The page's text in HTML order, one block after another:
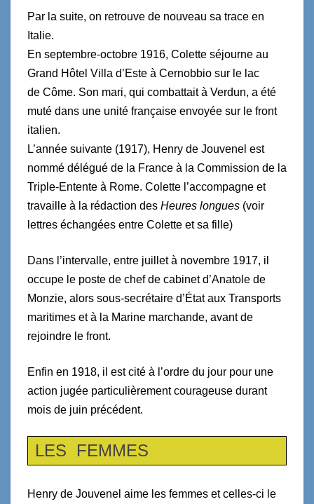
Par la suite, on retrouve de nouveau sa trace en
Italie.
En septembre-octobre 1916, Colette séjourne au
Grand Hôtel Villa d’Este à Cernobbio sur le lac
de Côme. Son mari, qui combattait à Verdun, a été
muté dans une unité française envoyée sur le front
italien.
L’année suivante (1917), Henry de Jouvenel est
nommé délégué de la France à la Commission de la
Triple-Entente à Rome. Colette l’accompagne et
travaille à la rédaction des Heures longues (voir
lettres échangées entre Colette et sa fille)
Dans l’intervalle, entre juillet à novembre 1917, il
occupe le poste de chef de cabinet d’Anatole de
Monzie, alors sous-secrétaire d’État aux Transports
maritimes et à la Marine marchande, avant de
rejoindre le front.
Enfin en 1918, il est cité à l’ordre du jour pour une
action jugée particulièrement courageuse durant
mois de juin précédent.
LES FEMMES
Henry de Jouvenel aime les femmes et celles-ci le